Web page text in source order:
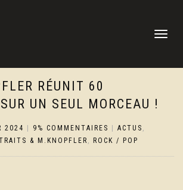
DÉPLIER
RÉUNIT 60
UN SEUL MORCEAU !
2024 9% COMMENTAIRES ACTUS ,
& M.KNOPFLER , ROCK / POP